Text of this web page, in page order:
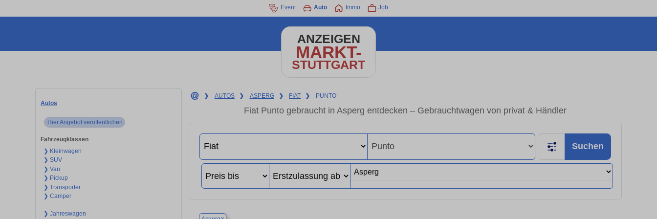
Event Auto Immo Job
ANZEIGEN
MARKT-
STUTTGART
Autos
Hier Angebot veröffentlichen
Fahrzeugklassen
❯ Kleinwagen
❯ SUV
❯ Van
❯ Pickup
❯ Transporter
❯ Camper
❯ Jahreswagen
❯ AUTOS ❯ ASPERG ❯ FIAT ❯ PUNTO
Fiat Punto gebraucht in Asperg entdecken – Gebrauchtwagen von privat & Händler
Suchen